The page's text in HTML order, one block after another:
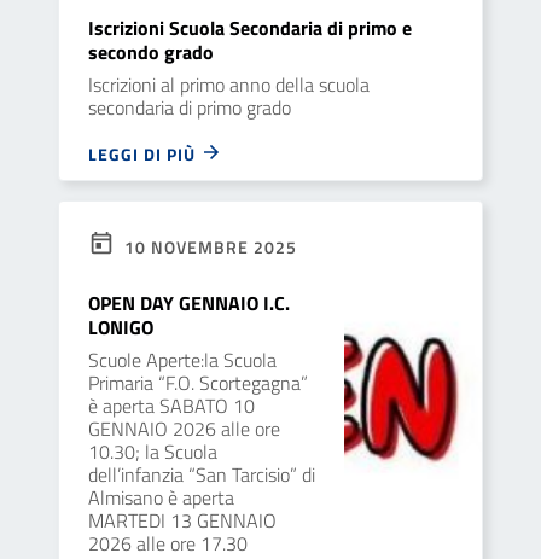
Iscrizioni Scuola Secondaria di primo e
secondo grado
Iscrizioni al primo anno della scuola
secondaria di primo grado
LEGGI DI PIÙ
10 NOVEMBRE 2025
OPEN DAY GENNAIO I.C.
LONIGO
Scuole Aperte:la Scuola
Primaria “F.O. Scortegagna”
è aperta SABATO 10
GENNAIO 2026 alle ore
10.30; la Scuola
dell’infanzia “San Tarcisio” di
Almisano è aperta
MARTEDI 13 GENNAIO
2026 alle ore 17.30